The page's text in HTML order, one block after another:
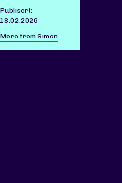
Publisert:
18.02.2026
More from Simon